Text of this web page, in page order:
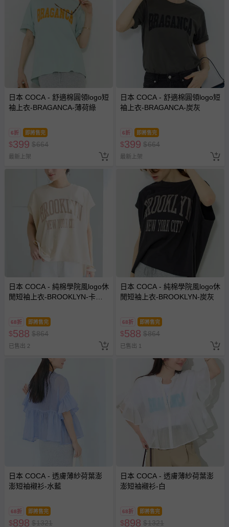
日本 COCA - 舒適棉圓領logo短
袖上衣-BRAGANCA-薄荷綠
6折 即將售完
$399 $664
最新上架
日本 COCA - 舒適棉圓領logo短
袖上衣-BRAGANCA-炭灰
6折 即將售完
$399 $664
最新上架
日本 COCA - 純棉學院風logo休
閒短袖上衣-BROOKLYN-卡其
68折 即將售完
$588 $864
已售出 2
日本 COCA - 純棉學院風logo休
閒短袖上衣-BROOKLYN-炭灰
68折 即將售完
$588 $864
已售出 1
日本 COCA - 透膚薄紗荷葉澎
澎短袖襯衫-水藍
68折 即將售完
$898 $1321
日本 COCA - 透膚薄紗荷葉澎
澎短袖襯衫-白
68折 即將售完
$898 $1321